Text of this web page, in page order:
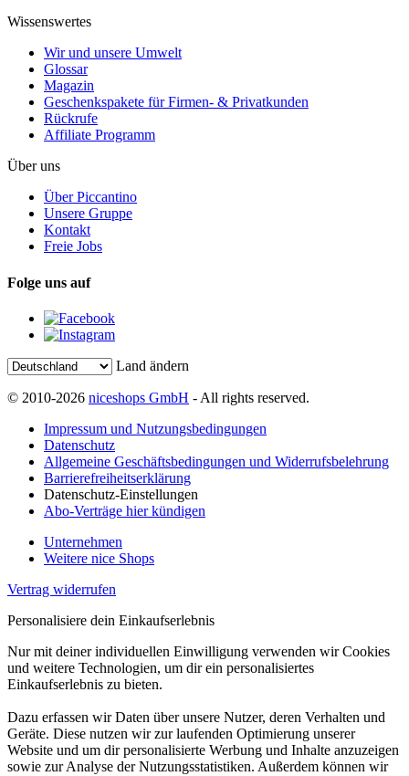
Wissenswertes
Wir und unsere Umwelt
Glossar
Magazin
Geschenkspakete für Firmen- & Privatkunden
Rückrufe
Affiliate Programm
Über uns
Über Piccantino
Unsere Gruppe
Kontakt
Freie Jobs
Folge uns auf
Land ändern
© 2010-2026 niceshops GmbH - All rights reserved.
Impressum und Nutzungsbedingungen
Datenschutz
Allgemeine Geschäftsbedingungen und Widerrufsbelehrung
Barrierefreiheitserklärung
Datenschutz-Einstellungen
Abo-Verträge hier kündigen
Unternehmen
Weitere nice Shops
Vertrag widerrufen
Personalisiere dein Einkaufserlebnis
Nur mit deiner individuellen Einwilligung verwenden wir Cookies
und weitere Technologien, um dir ein personalisiertes
Einkaufserlebnis zu bieten.
Dazu erfassen wir Daten über unsere Nutzer, deren Verhalten und
Geräte. Diese nutzen wir zur laufenden Optimierung unserer
Website und um dir personalisierte Werbung und Inhalte anzuzeigen
sowie zur Analyse der Nutzungsstatistiken. Außerdem können wir